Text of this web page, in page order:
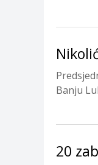
Banju
20